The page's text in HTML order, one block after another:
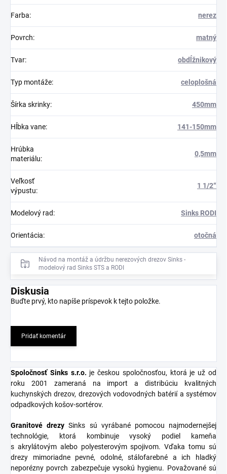
Farba: nerez
Povrch: matný
Tvar: obdĺžnikový
Typ montáže: celoplošná
Šírka skrinky: 450mm
Hĺbka vane: 141-150mm
Hrúbka
materiálu:
0,5mm
Veľkosť
výpustu:
1 1/2“
Modelový rad: Sinks RODI
Orientácia: otočná
Návod na montáž a údržbu nerezových drezov Sinks -
modelový rad Sinks STS a RODI
Diskusia
Buďte prvý, kto napíše príspevok k tejto položke.
Pridať komentár
Spoločnosť Sinks s.r.o. je českou spoločnosťou, ktorá je už od
roku 2001 zameraná na import a distribúciu kvalitných
kuchynských drezov, drezových vodovodných batérií a systémov
odpadkových košov-sortérov.
Granitové drezy Sinks sú vyrábané pomocou najmodernejšej
technológie, ktorá kombinuje vysoký podiel kameňa
s akrylátovým alebo polyesterovým spojivom. Vďaka tomu sú
drezy mimoriadne pevné, odolné, stálofarebné a ich hladký
neporézny povrch zabezpečuje vysokú hygienu. Považované sú